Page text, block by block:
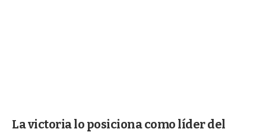
La victoria lo posiciona como líder del